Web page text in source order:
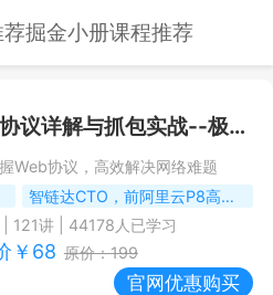
掘金小册课程推荐
议详解与抓包实战--极客时间课程推荐/优惠
Web协议，高效解决网络难题
智链达CTO，前阿里云P8高级技术专家
121讲 | 44178 人已学习
￥ 68 原价：199
官网优惠购买